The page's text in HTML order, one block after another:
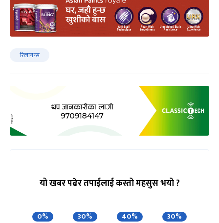
रिलायन्स
यो खबर पढेर तपाईलाई कस्तो महसुस भयो ?
0% 30% 40% 30%